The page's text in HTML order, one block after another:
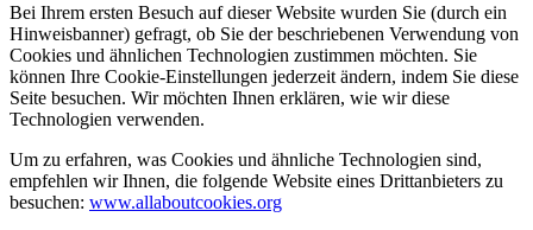
Bei Ihrem ersten Besuch auf dieser Website wurden Sie (durch ein
Hinweisbanner) gefragt, ob Sie der beschriebenen Verwendung von
Cookies und ähnlichen Technologien zustimmen möchten. Sie
können Ihre Cookie-Einstellungen jederzeit ändern, indem Sie diese
Seite besuchen. Wir möchten Ihnen erklären, wie wir diese
Technologien verwenden.
Um zu erfahren, was Cookies und ähnliche Technologien sind,
empfehlen wir Ihnen, die folgende Website eines Drittanbieters zu
besuchen: www.allaboutcookies.org